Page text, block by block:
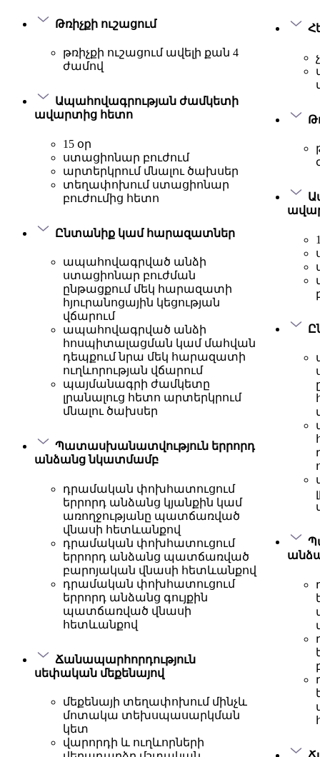
Թռիչքի ուշացում
թռիչքի ուշացում ավելի քան 4
ժամով
Ապահովագրության ժամկետի
ավարտից հետո
15 օր
ստացիոնար բուժում
արտերկրում մնալու ծախսեր
տեղափոխում ստացիոնար
բուժումից հետո
Ընտանիք կամ հարազատներ
ապահովագրված անձի
ստացիոնար բուժման
ընթացքում մեկ հարազատի
հյուրանոցային կեցության
վճարում
ապահովագրված անձի
հոսպիտալացման կամ մահվան
դեպքում նրա մեկ հարազատի
ուղևորության վճարում
պայմանագրի ժամկետը
լրանալուց հետո արտերկրում
մնալու ծախսեր
Պատասխանատվություն երրորդ
անձանց նկատմամբ
դրամական փոխհատուցում
երրորդ անձանց կյանքին կամ
առողջությանը պատճառված
վնասի հետևանքով
դրամական փոխհատուցում
երրորդ անձանց պատճառված
բարոյական վնասի հետևանքով
դրամական փոխհատուցում
երրորդ անձանց գույքին
պատճառված վնասի
հետևանքով
Ճանապարհորդություն
սեփական մեքենայով
մեքենայի տեղափոխում մինչև
մոտակա տեխսպասարկման
կետ
վարորդի և ուղևորների